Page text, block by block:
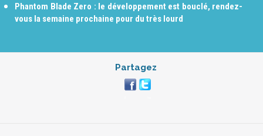
Phantom Blade Zero : le développement est bouclé, rendez-
vous la semaine prochaine pour du très lourd
Partagez